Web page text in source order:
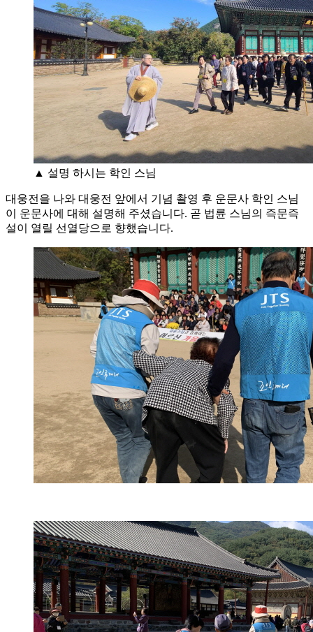
▲ 설명 하시는 학인 스님
대웅전을 나와 대웅전 앞에서 기념 촬영 후 운문사 학인 스님
이 운문사에 대해 설명해 주셨습니다. 곧 법륜 스님의 즉문즉
설이 열릴 선열당으로 향했습니다.